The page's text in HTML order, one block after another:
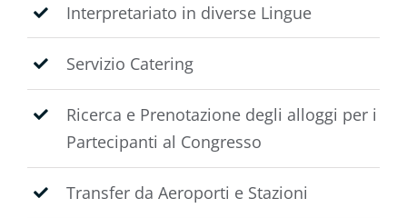
Interpretariato in diverse Lingue
Servizio Catering
Ricerca e Prenotazione degli alloggi per i
Partecipanti al Congresso
Transfer da Aeroporti e Stazioni